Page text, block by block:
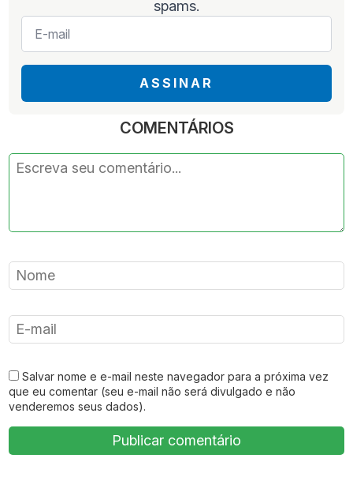
spams.
E-
mail
ASSINAR
COMENTÁRIOS
Salvar nome e e-mail neste navegador para a próxima vez
que eu comentar (seu e-mail não será divulgado e não
venderemos seus dados).